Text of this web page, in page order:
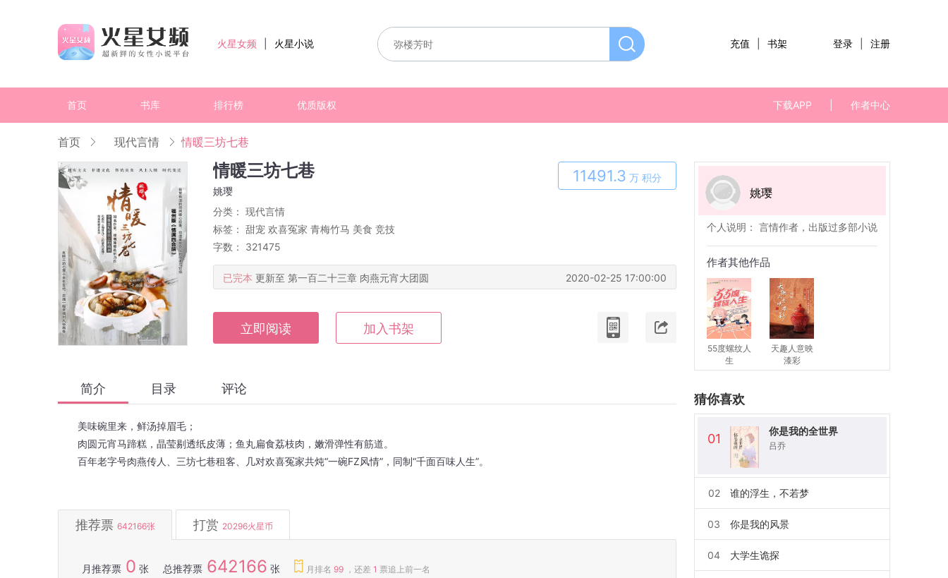
火星小说
火星女频 注册
登录
书架
充值
首页 书库 排行榜 优质版权 下载APP 作者中心
首页 现代言情 情暖三坊七巷
情暖三坊七巷
姚璎
分类： 现代言情
标签： 甜宠 欢喜冤家 青梅竹马 美食 竞技
字数： 321475
已完本 更新至 第一百二十三章 肉燕元宵大团圆 2020-02-25 17:00:00
立即阅读 加入书架
11491.3 万 积分
简介 目录 评论
美味碗里来，鲜汤掉眉毛；
肉圆元宵马蹄糕，晶莹剔透纸皮薄；鱼丸扁食荔枝肉，嫩滑弹性有筋道。
百年老字号肉燕传人、三坊七巷租客、几对欢喜冤家共炖“一碗FZ风情”，同制“千面百味人生”。
推荐票 642166张 打赏 20296火星币
月推荐票 0 张 总推荐票 642166 张 月排名 99 ，还差 1 票追上前一名
姚璎
个人说明： 言情作者，出版过多部小说
作者其他作品
55度螺纹人
生
天趣人意映
漆彩
猜你喜欢
01
你是我的全世界
吕乔
02 谁的浮生，不若梦
03 你是我的风景
04 大学生诡探